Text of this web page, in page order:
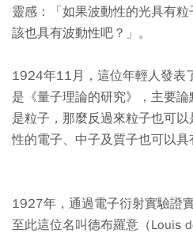
靈感：「如果波動性的光具有
該也具有波動性吧？」。
1924年11月，這位年輕人發表
是《量子理論的研究》，主要
是粒子，那麼反過來粒子也可
性的電子、中子及質子也可以具
1927年，通過電子衍射實驗證
至此這位名叫德布羅意（Louis